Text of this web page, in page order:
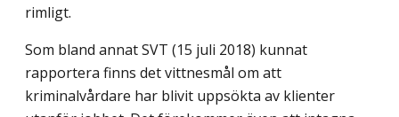
rimligt.
Som bland annat SVT (15 juli 2018) kunnat
rapportera finns det vittnesmål om att
kriminalvårdare har blivit uppsökta av klienter